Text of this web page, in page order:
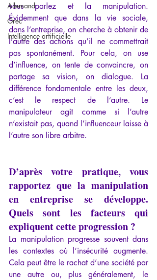
Allemand
Grec
Intelligence artificielle
vous parlez et la manipulation.
Évidemment que dans la vie sociale,
dans l’entreprise, on cherche à obtenir de
l’autre des actions qu’il ne commettrait
pas spontanément. Pour cela, on use
d’influence, on tente de convaincre, on
partage sa vision, on dialogue. La
différence fondamentale entre les deux,
c’est le respect de l’autre. Le
manipulateur agit comme si l’autre
n’existait pas, quand l’influenceur laisse à
l’autre son libre arbitre.
D’après votre pratique, vous
rapportez que la manipulation
en entreprise se développe.
Quels sont les facteurs qui
expliquent cette progression ?
La manipulation progresse souvent dans
les contextes où l’insécurité augmente.
Cela peut être le rachat d’une société par
une autre ou, plus généralement, le